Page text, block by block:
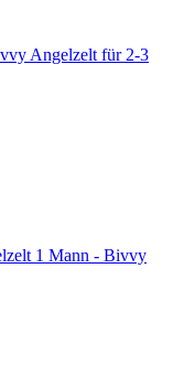
Angelzelt für 2-3
1 Mann - Bivvy